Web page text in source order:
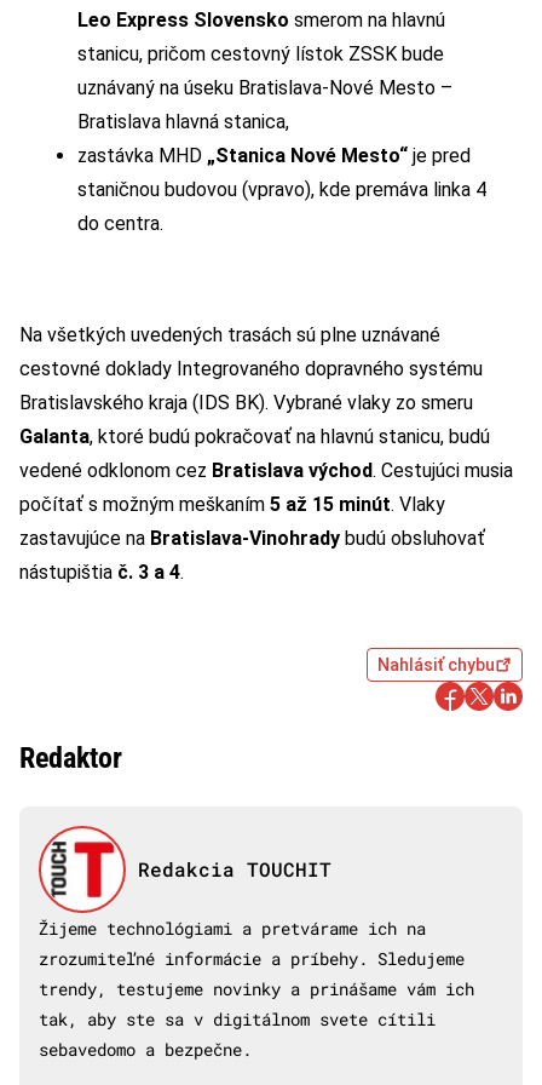
Leo Express Slovensko smerom na hlavnú
stanicu, pričom cestovný lístok ZSSK bude
uznávaný na úseku Bratislava-Nové Mesto –
Bratislava hlavná stanica,
zastávka MHD „Stanica Nové Mesto“ je pred
staničnou budovou (vpravo), kde premáva linka 4
do centra.
Na všetkých uvedených trasách sú plne uznávané
cestovné doklady Integrovaného dopravného systému
Bratislavského kraja (IDS BK). Vybrané vlaky zo smeru
Galanta, ktoré budú pokračovať na hlavnú stanicu, budú
vedené odklonom cez Bratislava východ. Cestujúci musia
počítať s možným meškaním 5 až 15 minút. Vlaky
zastavujúce na Bratislava-Vinohrady budú obsluhovať
nástupištia č. 3 a 4.
Nahlásiť chybu
Redaktor
Redakcia TOUCHIT
Žijeme technológiami a pretvárame ich na
zrozumiteľné informácie a príbehy. Sledujeme
trendy, testujeme novinky a prinášame vám ich
tak, aby ste sa v digitálnom svete cítili
sebavedomo a bezpečne.